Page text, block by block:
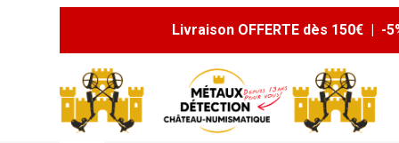
Livraison OFFERTE dès 150€ | -